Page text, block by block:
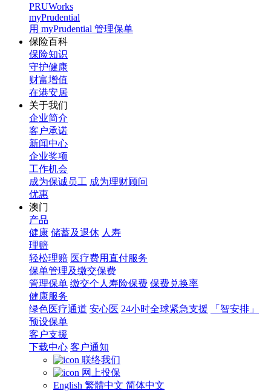
PRUWorks
myPrudential
用 myPrudential 管理保单
保险百科
保险知识
守护健康
财富增值
在港安居
关于我们
企业简介
客户承诺
新闻中心
企业奖项
工作机会
成为保诚员工 成为理财顾问
优惠
澳门
产品
健康 储蓄及退休 人寿
理赔
轻松理赔 医疗费用直付服务
保单管理及缴交保费
管理保单 缴交个人寿险保费 保费兑换率
健康服务
绿色医疗通道 安心医 24小时全球紧急支援
「智安排」
预设保单
客户支援
下载中心 客户通知
联络我们
网上投保
English 繁體中文 简体中文